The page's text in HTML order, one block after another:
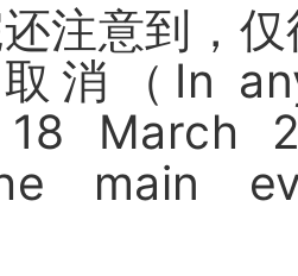
还注意到，
消（ In
March
main